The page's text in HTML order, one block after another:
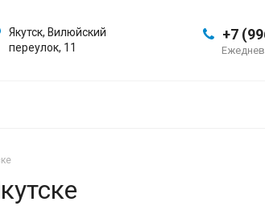
+7
Якутск, Вилюйский
переулок, 11